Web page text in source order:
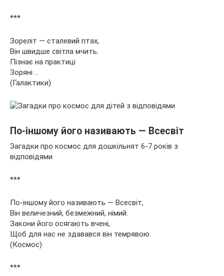
***
Зореліт — сталевий птах,
Він швидше світла мчить.
Пізнає на практиці
Зоряні …
(Галактики)
По-іншому його називають — Всесвіт
Загадки про космос для дошкільнят 6-7 років з
відповідями
***
По-іншому його називають — Всесвіт,
Він величезний, безмежний, німий.
Закони його осягають вчені,
Щоб для нас не здавався він темрявою.
(Космос)
***